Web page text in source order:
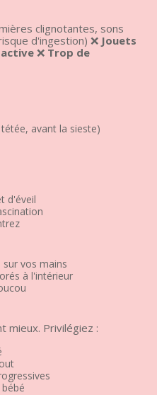
clignotantes, sons
d'ingestion) ❌ Jouets
❌ Trop de
avant la sieste)
d'éveil
sur vos mains
à l'intérieur
mieux. Privilégiez :